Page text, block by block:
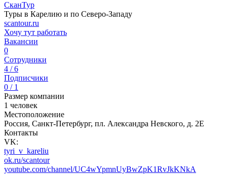
СканТур
Туры в Карелию и по Северо-Западу
scantour.ru
Хочу тут работать
Вакансии
0
Сотрудники
4 / 6
Подписчики
0 / 1
Размер компании
1 человек
Местоположение
Россия, Санкт-Петербург, пл. Александра Невского, д. 2Е
Контакты
VK:
tyri_v_kareliu
ok.ru/scantour
youtube.com/channel/UC4wYpmnUyBwZpK1RvJkKNkA